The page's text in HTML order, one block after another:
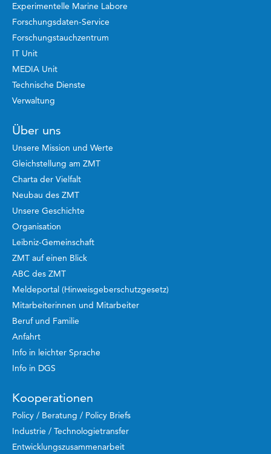
Experimentelle Marine Labore
Forschungsdaten-Service
Forschungstauchzentrum
IT Unit
MEDIA Unit
Technische Dienste
Verwaltung
Über uns
Unsere Mission und Werte
Gleichstellung am ZMT
Charta der Vielfalt
Neubau des ZMT
Unsere Geschichte
Organisation
Leibniz-Gemeinschaft
ZMT auf einen Blick
ABC des ZMT
Meldeportal (Hinweisgeberschutzgesetz)
Mitarbeiterinnen und Mitarbeiter
Beruf und Familie
Anfahrt
Info in leichter Sprache
Info in DGS
Kooperationen
Policy / Beratung / Policy Briefs
Industrie / Technologietransfer
Entwicklungszusammenarbeit